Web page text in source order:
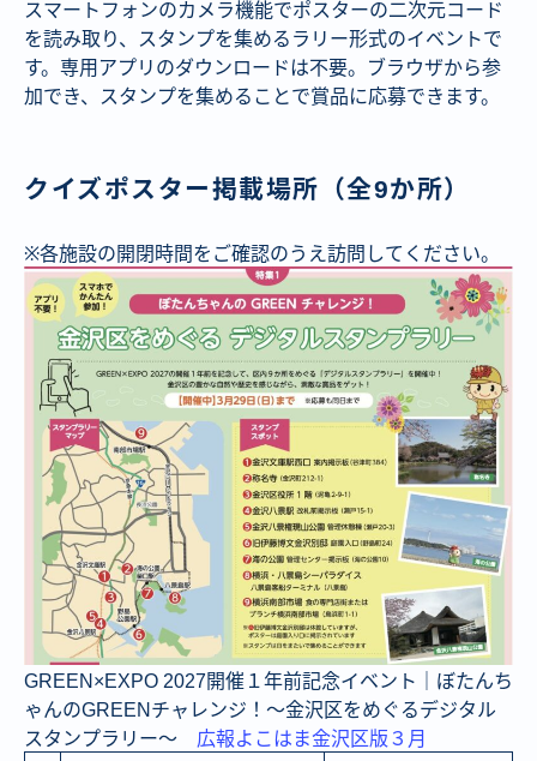
スマートフォンのカメラ機能でポスターの二次元コード
を読み取り、スタンプを集めるラリー形式のイベントで
す。専用アプリのダウンロードは不要。ブラウザから参
加でき、スタンプを集めることで賞品に応募できます。
クイズポスター掲載場所（全9か所）
※各施設の開閉時間をご確認のうえ訪問してください。
GREEN×EXPO 2027開催１年前記念イベント｜ぼたんち
ゃんのGREENチャレンジ！～金沢区をめぐるデジタル
スタンプラリー～ 広報よこはま金沢区版３月